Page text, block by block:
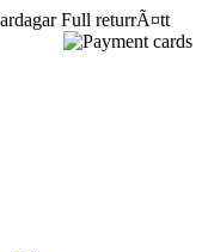
Full returrÃ¤tt